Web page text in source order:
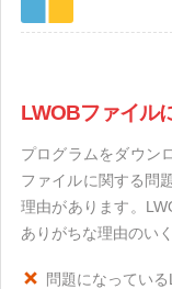
LWOBファイル
プログラムをダウン
ファイルに関する問
理由があります。
ありがちな理由のい
問題になってい